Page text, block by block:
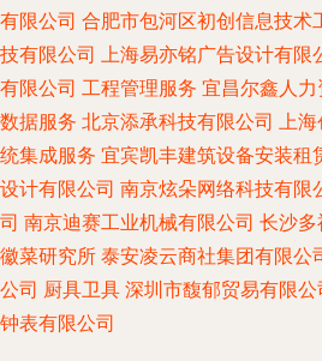
有限公司 合肥市包河区初创信息技术
技有限公司 上海易亦铭广告设计有限
有限公司 工程管理服务 宜昌尔鑫人
数据服务 北京添承科技有限公司 上海
统集成服务 宜宾凯丰建筑设备安装租
设计有限公司 南京炫朵网络科技有限
司 南京迪赛工业机械有限公司 长沙多
徽菜研究所 泰安凌云商社集团有限公
公司 厨具卫具 深圳市馥郁贸易有限公
钟表有限公司